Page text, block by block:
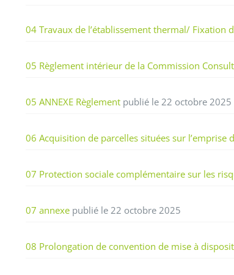
04 Travaux de l’établissement thermal/ Fixation
05 Règlement intérieur de la Commission
05 ANNEXE Règlement publié le 22 octobre 2025
06 Acquisition de parcelles situées sur l’emprise
07 Protection sociale complémentaire sur les
07 annexe publié le 22 octobre 2025
08 Prolongation de convention de mise à